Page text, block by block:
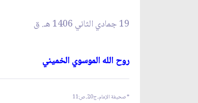
19 جمادي الثاني 1406 ه ـ. ق‏
روح الله الموسوي الخميني‏
* صحيفة الإمام، ج20، ص: 11